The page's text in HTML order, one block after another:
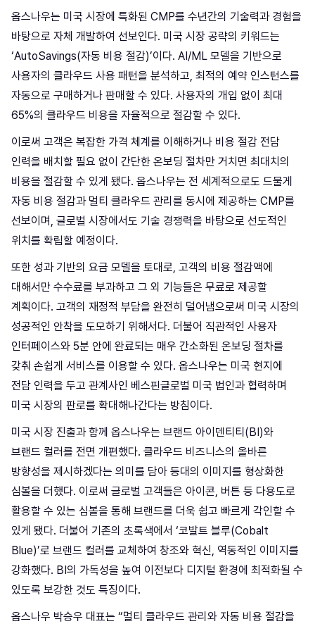
옵스나우는 미국 시장에 특화된 CMP를 수년간의 기술력과 경험을
바탕으로 자체 개발하여 선보인다. 미국 시장 공략의 키워드는
‘AutoSavings(자동 비용 절감)’이다. AI/ML 모델을 기반으로
사용자의 클라우드 사용 패턴을 분석하고, 최적의 예약 인스턴스를
자동으로 구매하거나 판매할 수 있다. 사용자의 개입 없이 최대
65%의 클라우드 비용을 자율적으로 절감할 수 있다.
이로써 고객은 복잡한 가격 체계를 이해하거나 비용 절감 전담
인력을 배치할 필요 없이 간단한 온보딩 절차만 거치면 최대치의
비용을 절감할 수 있게 됐다. 옵스나우는 전 세계적으로도 드물게
자동 비용 절감과 멀티 클라우드 관리를 동시에 제공하는 CMP를
선보이며, 글로벌 시장에서도 기술 경쟁력을 바탕으로 선도적인
위치를 확립할 예정이다.
또한 성과 기반의 요금 모델을 토대로, 고객의 비용 절감액에
대해서만 수수료를 부과하고 그 외 기능들은 무료로 제공할
계획이다. 고객의 재정적 부담을 완전히 덜어냄으로써 미국 시장의
성공적인 안착을 도모하기 위해서다. 더불어 직관적인 사용자
인터페이스와 5분 안에 완료되는 매우 간소화된 온보딩 절차를
갖춰 손쉽게 서비스를 이용할 수 있다. 옵스나우는 미국 현지에
전담 인력을 두고 관계사인 베스핀글로벌 미국 법인과 협력하며
미국 시장의 판로를 확대해나간다는 방침이다.
미국 시장 진출과 함께 옵스나우는 브랜드 아이덴티티(BI)와
브랜드 컬러를 전면 개편했다. 클라우드 비즈니스의 올바른
방향성을 제시하겠다는 의미를 담아 등대의 이미지를 형상화한
심볼을 더했다. 이로써 글로벌 고객들은 아이콘, 버튼 등 다용도로
활용할 수 있는 심볼을 통해 브랜드를 더욱 쉽고 빠르게 각인할 수
있게 됐다. 더불어 기존의 초록색에서 ‘코발트 블루(Cobalt
Blue)’로 브랜드 컬러를 교체하여 창조와 혁신, 역동적인 이미지를
강화했다. BI의 가독성을 높여 이전보다 디지털 환경에 최적화될 수
있도록 보강한 것도 특징이다.
옵스나우 박승우 대표는 “멀티 클라우드 관리와 자동 비용 절감을